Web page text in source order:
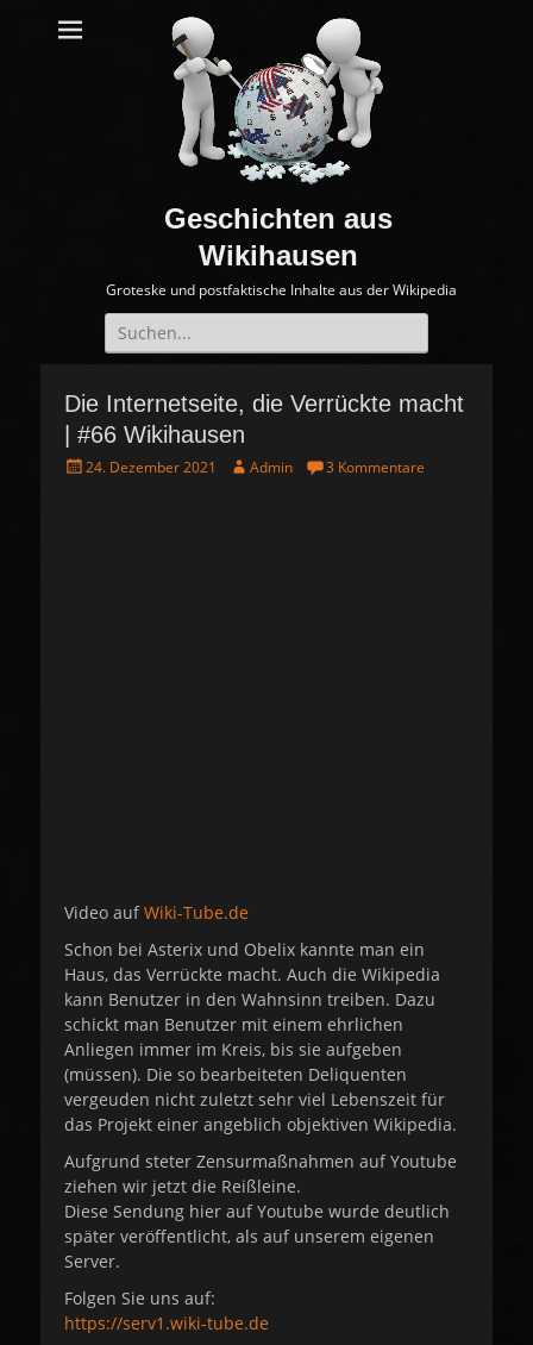
Geschichten aus
Wikihausen
Groteske und postfaktische Inhalte aus der Wikipedia
Suche
nach:
Die Internetseite, die Verrückte macht
| #66 Wikihausen
P
24. Dezember 2021
A Admin 3 Kommentare
Video aufWiki-Tube.de
Schon bei Asterix und Obelix kannte man ein
Haus, das Verrückte macht. Auch die Wikipedia
kann Benutzer in den Wahnsinn treiben. Dazu
schickt man Benutzer mit einem ehrlichen
Anliegen immer im Kreis, bis sie aufgeben
(müssen). Die so bearbeiteten Deliquenten
vergeuden nicht zuletzt sehr viel Lebenszeit für
das Projekt einer angeblich objektiven Wikipedia.
Aufgrund steter Zensurmaßnahmen auf Youtube
ziehen wir jetzt die Reißleine.
Diese Sendung hier auf Youtube wurde deutlich
später veröffentlicht, als auf unserem eigenen
Server.
Folgen Sie uns auf:
https://serv1.wiki-tube.de